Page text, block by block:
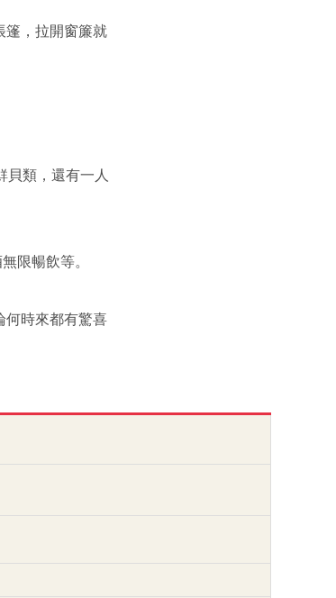
篷，拉開窗簾就
貝類，還有一人
限暢飲等。
何時來都有驚喜